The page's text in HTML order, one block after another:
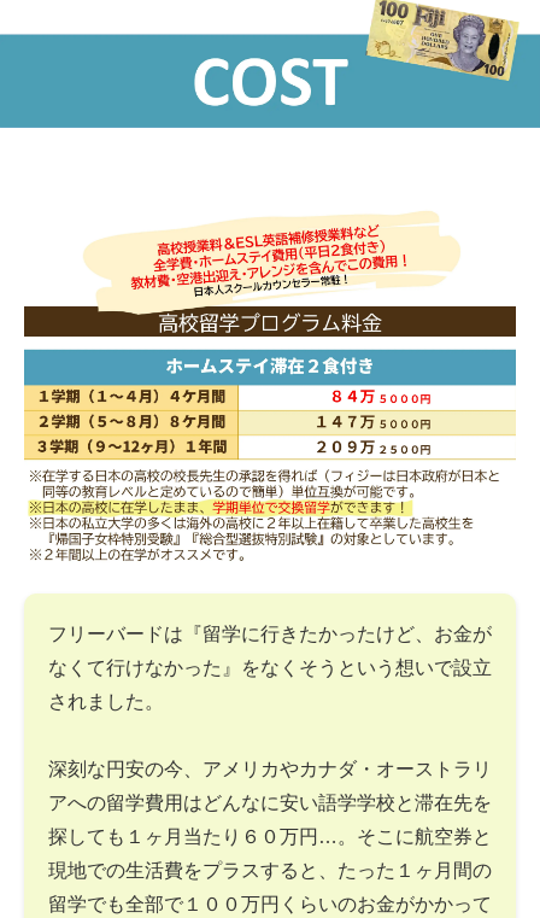
フリーバードは『留学に行きたかったけど、お金が
なくて行けなかった』をなくそうという想いで設立
されました。
深刻な円安の今、アメリカやカナダ・オーストラリ
アへの留学費用はどんなに安い語学学校と滞在先を
探しても１ヶ月当たり６０万円…。そこに航空券と
現地での生活費をプラスすると、たった１ヶ月間の
留学でも全部で１００万円くらいのお金がかかって